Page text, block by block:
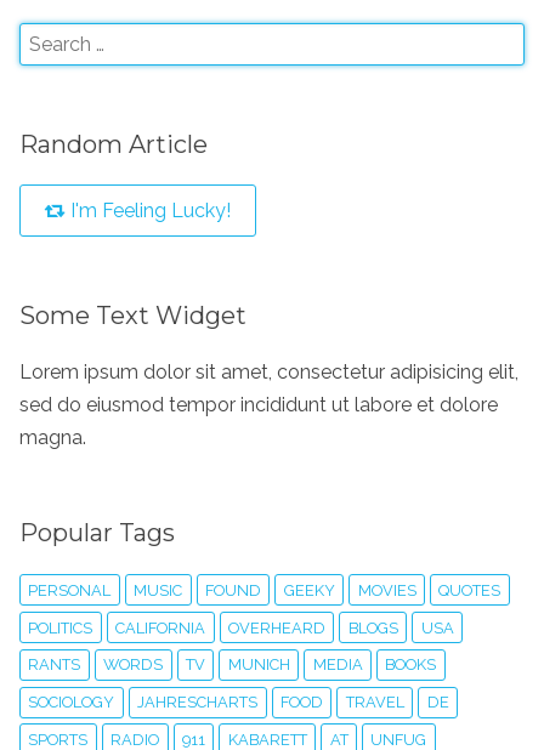
Random Article
I'm Feeling Lucky!
Some Text Widget
Lorem ipsum dolor sit amet, consectetur adipisicing elit,
sed do eiusmod tempor incididunt ut labore et dolore
magna.
Popular Tags
PERSONAL MUSIC FOUND GEEKY MOVIES QUOTES
POLITICS CALIFORNIA OVERHEARD BLOGS USA
RANTS WORDS TV MUNICH MEDIA BOOKS
SOCIOLOGY JAHRESCHARTS FOOD TRAVEL DE
SPORTS RADIO 911 KABARETT AT UNFUG